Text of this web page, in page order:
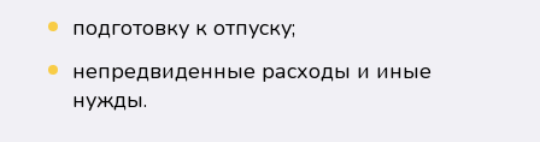
подготовку к отпуску;
непредвиденные расходы и иные
нужды.